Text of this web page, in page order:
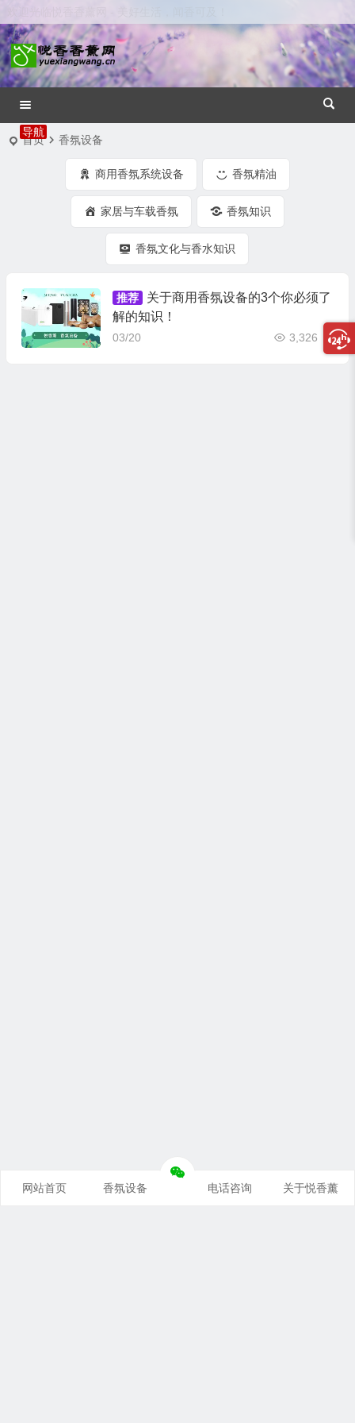
首页 香氛设备
商用香氛系统设备 香氛精油
家居与车载香氛 香氛知识
香氛文化与香水知识
推荐
关于商用香氛设备的3个你必须了
解的知识！
03/20 3,326
网站首页 香氛设备 电话咨询 关于悦香薰